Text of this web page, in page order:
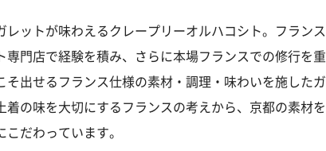
レットが味わえるクレープリーオルハコシト。フランス
専門店で経験を積み、さらに本場フランスでの修行を重
そ出せるフランス仕様の素材・調理・味わいを施したガ
着の味を大切にするフランスの考えから、京都の素材を
だわっています。